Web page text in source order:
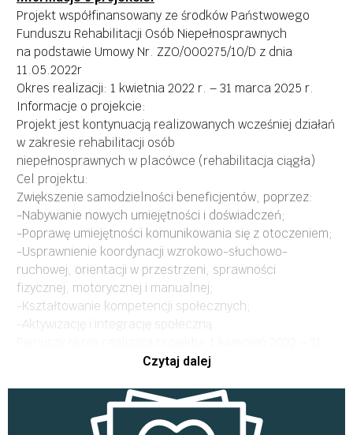
Projekt współfinansowany ze środków Państwowego
Funduszu Rehabilitacji Osób Niepełnosprawnych
na podstawie Umowy Nr. ZZO/000275/10/D z dnia
11.05.2022r
Okres realizacji: 1 kwietnia 2022 r. – 31 marca 2025 r.
Informacje o projekcie:
Projekt jest kontynuacją realizowanych wcześniej działań
w zakresie rehabilitacji osób
niepełnosprawnych w placówce (rehabilitacja ciągła)
Cel projektu:
Zwiększenie samodzielności beneficjentów, poprzez:
-Nabywanie nowych umiejętności i doświadczeń;
-Poprawę umiejętności komunikowania się z otoczeniem;
-Usprawnienie koordynacji wzrokowo-słuchowo-
ruchowej, orientacji w przestrzeni, sprawności
fizycznej, motorycznej i manualnej;
-Kształtowanie kompetencji społecznych;
-Aktywizację i integrację społeczną.
Wartość dofinansowania: 1 612 000,00 zł
Wartość łączna wkładu własnego 118 000,00 zł
Czytaj dalej